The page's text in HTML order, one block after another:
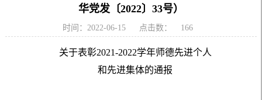
华党发〔2022〕33号）
时间：2022-06-15 点击数： 166
关于表彰2021-2022学年师德先进个人
和先进集体的通报